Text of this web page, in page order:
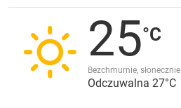
JAKOŚĆ POWIETRZA
25
Bezchmurnie, słonecznie
Odczuwalna 27°C